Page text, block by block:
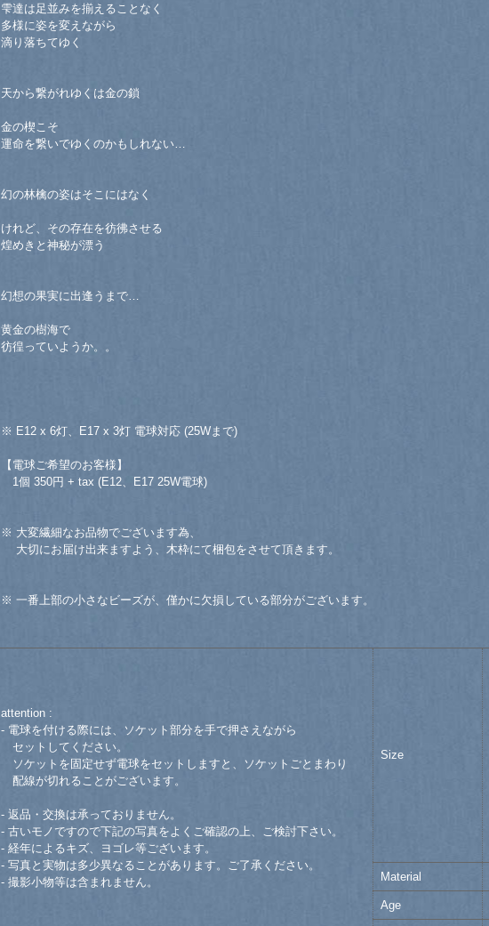
雫達は足並みを揃えることなく
多様に姿を変えながら
滴り落ちてゆく
天から繋がれゆくは金の鎖
金の楔こそ
運命を繋いでゆくのかもしれない…
幻の林檎の姿はそこにはなく
けれど、その存在を彷彿させる
煌めきと神秘が漂う
幻想の果実に出逢うまで…
黄金の樹海で
彷徨っていようか。。
※ E12 x 6灯、E17 x 3灯 電球対応 (25Wまで)
【電球ご希望のお客様】
1個 350円 + tax (E12、E17 25W電球)
※ 大変繊細なお品物でございます為、
大切にお届け出来ますよう、木枠にて梱包をさせて頂きます。
※ 一番上部の小さなビーズが、僅かに欠損している部分がございます。
attention :
- 電球を付ける際には、ソケット部分を手で押さえながら
セットしてください。
ソケットを固定せず電球をセットしますと、ソケットごとまわり
配線が切れることがございます。
- 返品・交換は承っておりません。
- 古いモノですので下記の写真をよくご確認の上、ご検討下さい。
- 経年によるキズ、ヨゴレ等ございます。
- 写真と実物は多少異なることがあります。ご了承ください。
- 撮影小物等は含まれません。
Size
Material
Age